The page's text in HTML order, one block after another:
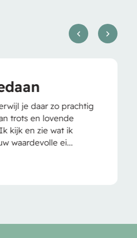
1. De kerstboom
flonkeren Met zijn
Wij heffen ons